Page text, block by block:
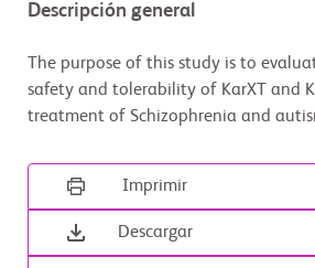
Descripción general
The purpose of this study is to
safety and tolerability of KarXT and
treatment of Schizophrenia and
Imprimir
Descargar